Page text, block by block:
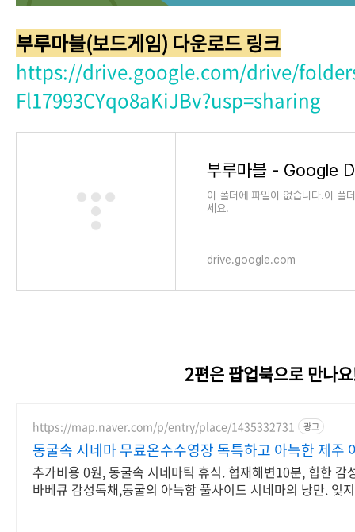
부루마블(보드게임) 다운로드 링크
https://drive.google.com/drive/
Fl17993CYqo8aKiJBv?usp=sharing
부루마블 - Google
이 폴더에 파일이 없습니다.이 폴
세요.
drive.google.com
2편은 팝업북으로 만나
https://map.naver.com/p/entry/place/1435332731 광고
동굴속 시네마 무료온수수영장 독특하고 아늑한 제주
추가비용 0원, 동굴속 시네마틱 휴식. 협재해변10분, 힙한 감
바베큐 감성독채,동굴의 아늑함 풀사이드 시네마의 낭만. 잊